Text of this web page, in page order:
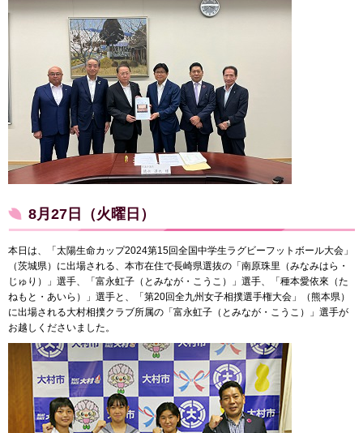
8月27日（火曜日）
本日は、「太陽生命カップ2024第15回全国中学生ラグビーフットボール大会」
（茨城県）に出場される、本市在住で長崎県選抜の「南原珠里（みなみはら・
じゅり）」選手、「富永虹子（とみなが・こうこ）」選手、「種本愛依來（た
ねもと・あいら）」選手と、「第20回全九州女子相撲選手権大会」（熊本県）
に出場される大村相撲クラブ所属の「富永虹子（とみなが・こうこ）」選手が
お越しくださいました。